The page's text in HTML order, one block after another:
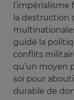
la destruction
guidé la
conflits
qu’un moyen
soi pour
durable de